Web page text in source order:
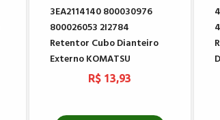
3EA2114140 800030976
800026053 2I2784
Retentor Cubo Dianteiro
Externo KOMATSU
R$ 13,93